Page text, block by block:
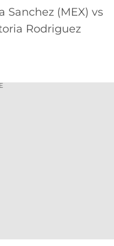
Sanchez (MEX) vs
Rodriguez